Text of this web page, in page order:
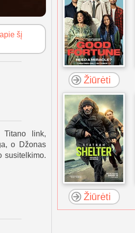
Žiūrėti
Žiūrėti
šį
link,
o Džonas
susitelkimo.